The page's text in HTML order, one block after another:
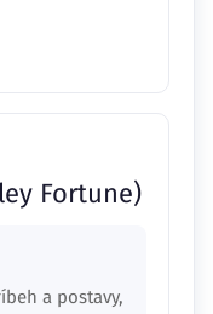
Fortune)
a postavy,